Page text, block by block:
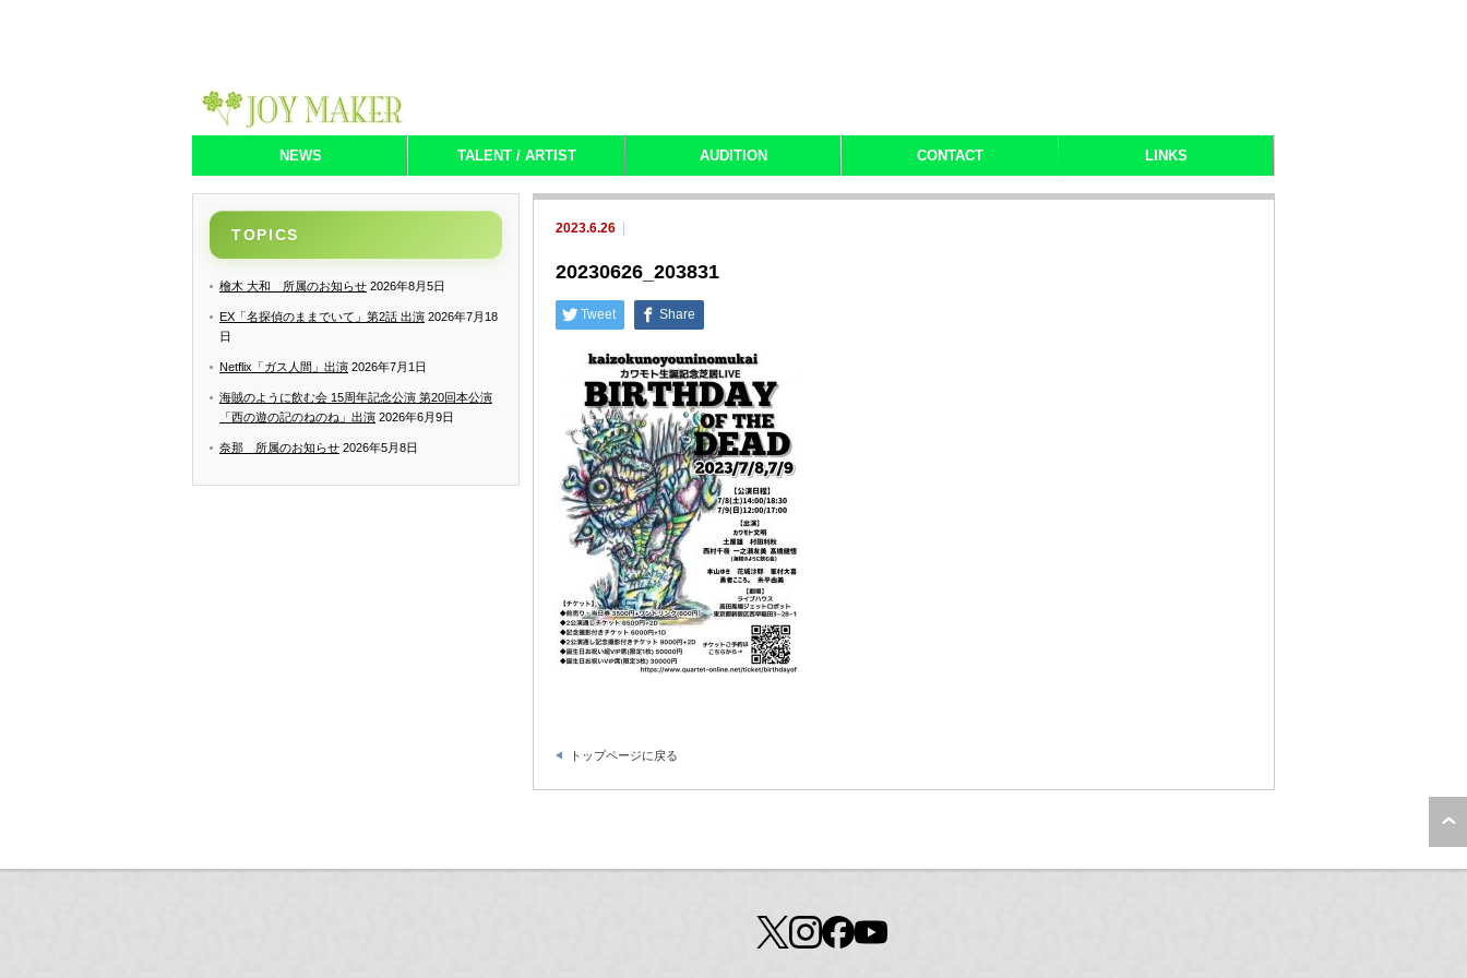
NEWS TALENT / ARTIST AUDITION CONTACT LINKS
2023.6.26
20230626_203831
Tweet Share
トップページに戻る
TOPICS
檜木 大和 所属のお知らせ 2026年8月5日
EX「名探偵のままでいて」第2話 出演 2026年7月18
日
Netflix「ガス人間」出演 2026年7月1日
海賊のように飲む会 15周年記念公演 第20回本公演
「西の遊の記のねのね」出演 2026年6月9日
奈那 所属のお知らせ 2026年5月8日